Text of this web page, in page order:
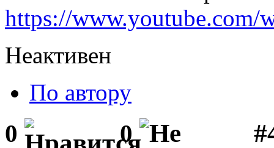
https://www.youtube.com/
Неактивен
По автору
0 0